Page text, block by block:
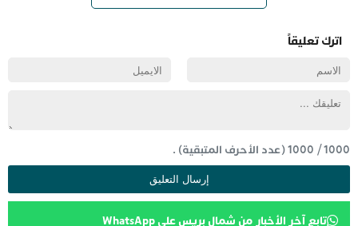
اترك تعليقاً
1000
/
1000(عدد الأحرف المتبقية) .
تابع آخر الأخبار من شمال بريس على WhatsApp